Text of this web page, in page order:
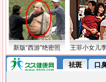
新版“西游”绝密照 王菲小女儿